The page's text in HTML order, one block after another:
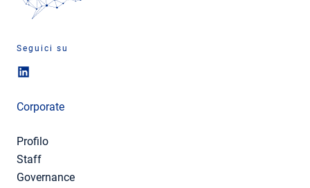
Seguici su
Corporate
Profilo
Staff
Governance